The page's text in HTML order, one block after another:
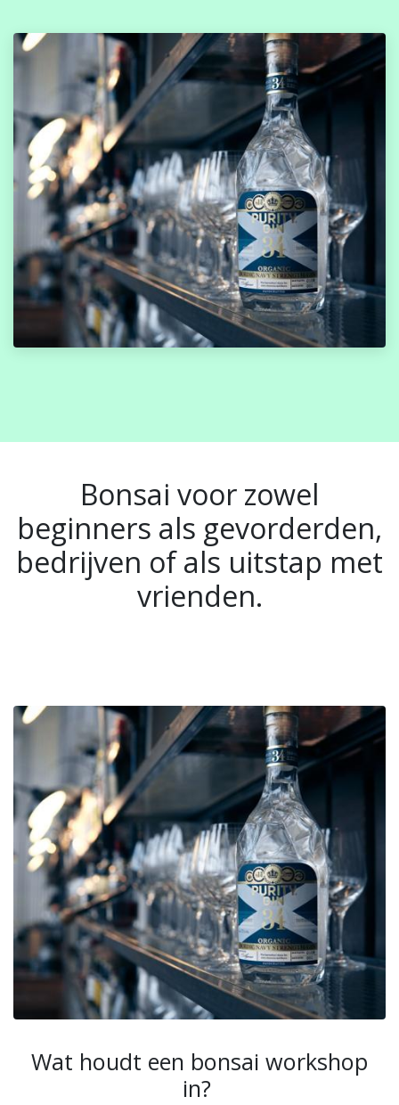
Bonsai voor zowel
beginners als gevorderden,
bedrijven of als uitstap met
vrienden.
Wat houdt een bonsai workshop
in?